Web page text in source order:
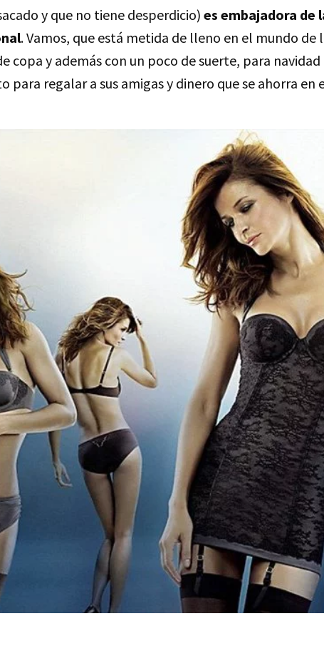
y que no tiene desperdicio)es embajadora de
. Vamos, que está metida de lleno en el mundo de
copa y además con un poco de suerte, para
para regalar a sus amigas y dinero que se ahorra en